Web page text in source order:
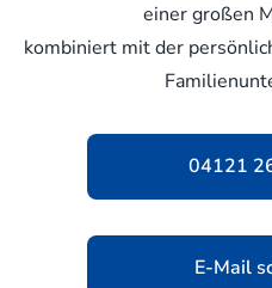
einer großen
kombiniert mit der
04121
E-Mail